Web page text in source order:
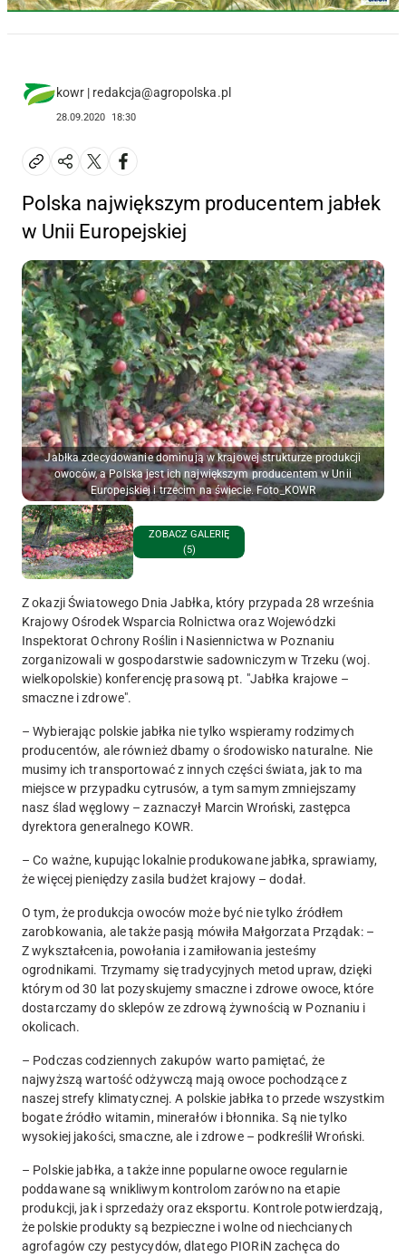
kowr | redakcja@agropolska.pl
28.09.2020 18:30
Polska największym producentem jabłek
w Unii Europejskiej
Jabłka zdecydowanie dominują w krajowej strukturze produkcji
owoców, a Polska jest ich największym producentem w Unii
Europejskiej i trzecim na świecie. Foto_KOWR
ZOBACZ GALERIĘ
(5)
Z okazji Światowego Dnia Jabłka, który przypada 28 września
Krajowy Ośrodek Wsparcia Rolnictwa oraz Wojewódzki
Inspektorat Ochrony Roślin i Nasiennictwa w Poznaniu
zorganizowali w gospodarstwie sadowniczym w Trzeku (woj.
wielkopolskie) konferencję prasową pt. "Jabłka krajowe –
smaczne i zdrowe".
– Wybierając polskie jabłka nie tylko wspieramy rodzimych
producentów, ale również dbamy o środowisko naturalne. Nie
musimy ich transportować z innych części świata, jak to ma
miejsce w przypadku cytrusów, a tym samym zmniejszamy
nasz ślad węglowy – zaznaczył Marcin Wroński, zastępca
dyrektora generalnego KOWR.
– Co ważne, kupując lokalnie produkowane jabłka, sprawiamy,
że więcej pieniędzy zasila budżet krajowy – dodał.
O tym, że produkcja owoców może być nie tylko źródłem
zarobkowania, ale także pasją mówiła Małgorzata Prządak: –
Z wykształcenia, powołania i zamiłowania jesteśmy
ogrodnikami. Trzymamy się tradycyjnych metod upraw, dzięki
którym od 30 lat pozyskujemy smaczne i zdrowe owoce, które
dostarczamy do sklepów ze zdrową żywnością w Poznaniu i
okolicach.
– Podczas codziennych zakupów warto pamiętać, że
najwyższą wartość odżywczą mają owoce pochodzące z
naszej strefy klimatycznej. A polskie jabłka to przede wszystkim
bogate źródło witamin, minerałów i błonnika. Są nie tylko
wysokiej jakości, smaczne, ale i zdrowe – podkreślił Wroński.
– Polskie jabłka, a także inne popularne owoce regularnie
poddawane są wnikliwym kontrolom zarówno na etapie
produkcji, jak i sprzedaży oraz eksportu. Kontrole potwierdzają,
że polskie produkty są bezpieczne i wolne od niechcianych
agrofagów czy pestycydów, dlatego PIORiN zachęca do